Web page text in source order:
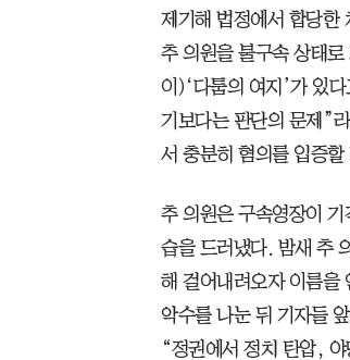
제기해 법정에서 합당한
추 의원을 불구속 상태
이)‘다툼의 여지’가 있
기보다는 판단의 문제”
서 충분히 혐의를 입증
추 의원은 구속영장이
습을 드러냈다. 밤새 추
해 걸어내려오자 이름을
악수를 나눈 뒤 기자들
“정권에서 정치 탄압,